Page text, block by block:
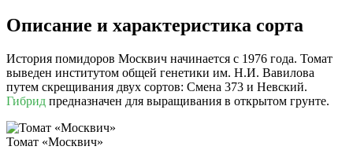
Описание и характеристика сорта
История помидоров Москвич начинается с 1976 года. Томат
выведен институтом общей генетики им. Н.И. Вавилова
путем скрещивания двух сортов: Смена 373 и Невский.
Гибрид предназначен для выращивания в открытом грунте.
Томат «Москвич»